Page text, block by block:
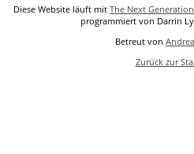
Diese Website läuft mit The Next
programmiert von Darrin
Betreut von
Zurück zur